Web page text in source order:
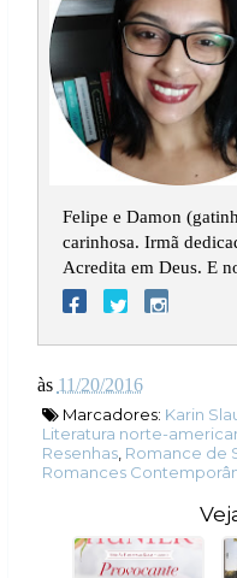
Felipe e Damon
carinhosa. Irmã
Acredita em Deus. E
às 11/20/2016
Marcadores: Karin
Literatura norte-
Resenhas, Romance de
Romances